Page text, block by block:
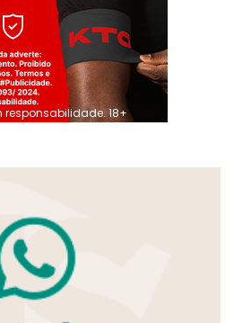
responsabilidade. 18+